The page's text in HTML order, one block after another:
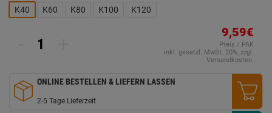
Link
auf
K40 K60 K80 K100 K120
9,59€
Preis / PAK
inkl. gesetzl. MwSt. 20%, zzgl.
Versandkosten.
ONLINE BESTELLEN & LIEFERN LASSEN
2-5 Tage Lieferzeit